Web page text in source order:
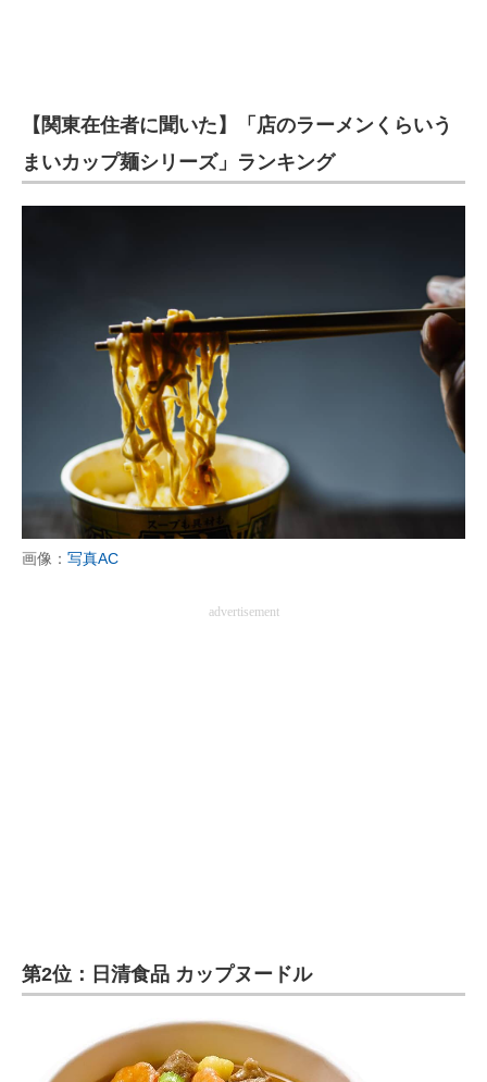
【関東在住者に聞いた】「店のラーメンくらいう
まいカップ麺シリーズ」ランキング
画像： 写真AC
advertisement
第2位：日清食品 カップヌードル